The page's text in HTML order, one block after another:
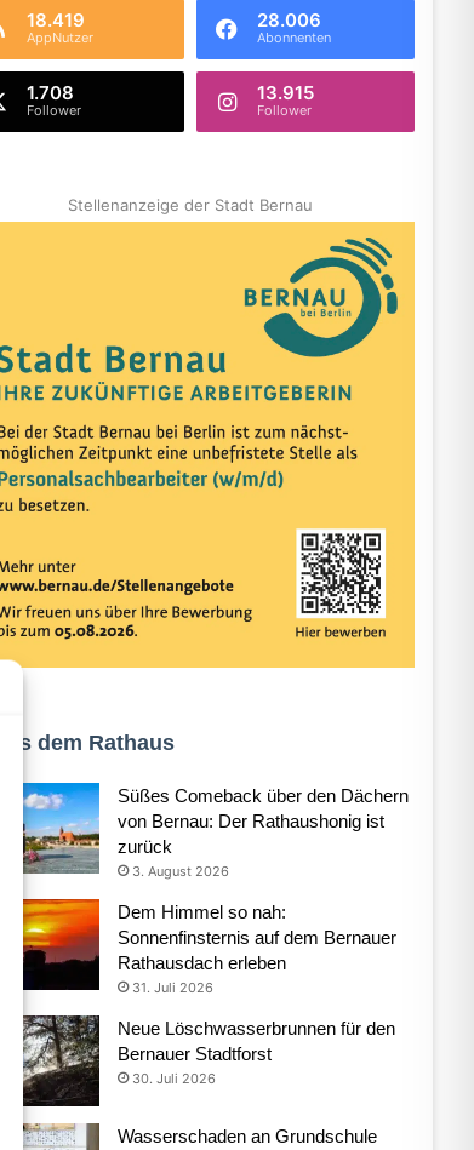
18.419
AppNutzer
28.006
Abonnenten
1.708
Follower
13.915
Follower
Stellenanzeige der Stadt Bernau
Aus dem Rathaus
Süßes Comeback über den Dächern
von Bernau: Der Rathaushonig ist
zurück
3. August 2026
Dem Himmel so nah:
Sonnenfinsternis auf dem Bernauer
Rathausdach erleben
31. Juli 2026
Neue Löschwasserbrunnen für den
Bernauer Stadtforst
30. Juli 2026
Wasserschaden an Grundschule